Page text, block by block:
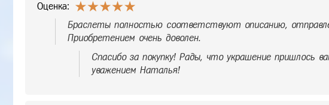
Оценка:
Браслеты полностью соответствуют описанию,
Приобретением очень доволен.
Спасибо за покупку! Рады, что украшение пришлось
уважением Наталья!